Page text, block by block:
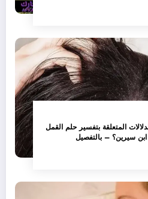
المتعلقة بتفسير حلم القمل
سيرين؟ – بالتفصيل